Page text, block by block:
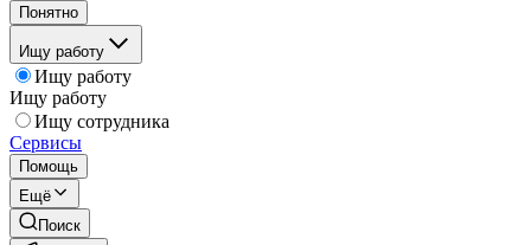
Понятно
Ищу работу
Ищу работу
Ищу работу
Ищу сотрудника
Сервисы
Помощь
Ещё
Поиск